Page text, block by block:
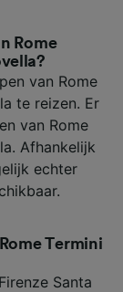
Rome
van Rome
te reizen. Er
van Rome
Afhankelijk
echter
Termini
Santa